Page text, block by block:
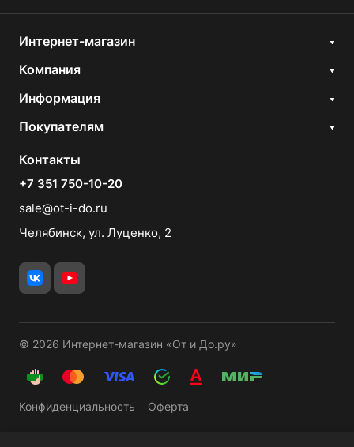
Интернет-магазин
Компания
Информация
Покупателям
Контакты
+7 351 750-10-20
sale@ot-i-do.ru
Челябинск, ул. Луценко, 2
© 2026 Интернет-магазин «От и До.ру»
Конфиденциальность Оферта